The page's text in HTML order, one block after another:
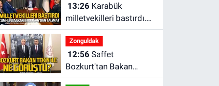
13:26Karabük
milletvekilleri bastırdı.
Cumhurbaşkanı
Erdoğan talimat verdi
Zonguldak
12:56Saffet
Bozkurt'tan Bakan
Yusuf Tekin’e ziyaret